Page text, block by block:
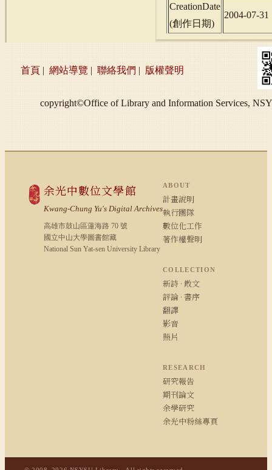
CreationDate
(創作日期)
2004-07-31
首頁 | 網站導覽 | 聯絡我們 | 版權聲明
copyright©Office of Library and Information Services,
余光中數位文學館
Kwang-Chung Yu's Digital Archives
高雄市鼓山區蓮海路 70 號
國立中山大學圖書館藏
National Sun Yat-sen University Library
ABOUT
計畫說明
執行團隊
數位化工作
著作權聲明
COLLECTION
新詩 · 散文
評論 · 書序
翻譯
影音
照片
RESEARCH
研究報告
期刊論文
余學研究
余光中粉絲專頁